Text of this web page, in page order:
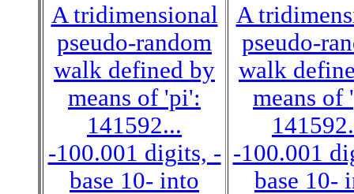
A tridimensional
pseudo-random
walk defined by
means of 'pi':
141592...
-100.001 digits, -
base 10- into
A
pseudo-
walk
means of
-100.001
base 10-